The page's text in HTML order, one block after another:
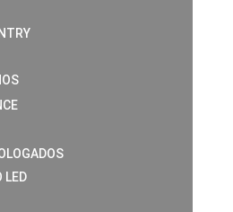
LED